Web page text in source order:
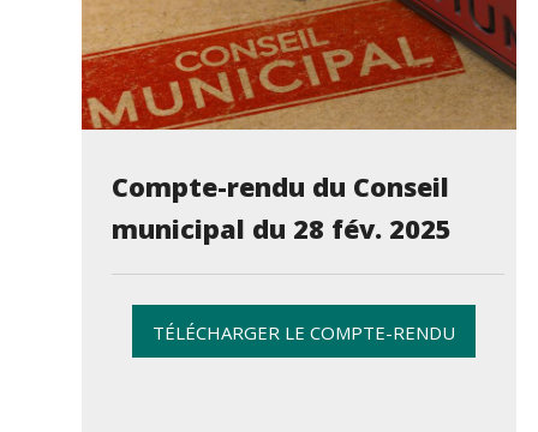
Compte-rendu du Conseil
municipal du 28 fév. 2025
TÉLÉCHARGER LE COMPTE-RENDU